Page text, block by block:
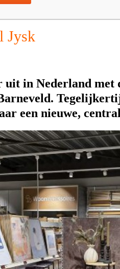
Jysk
in Nederland met
een nieuwe,